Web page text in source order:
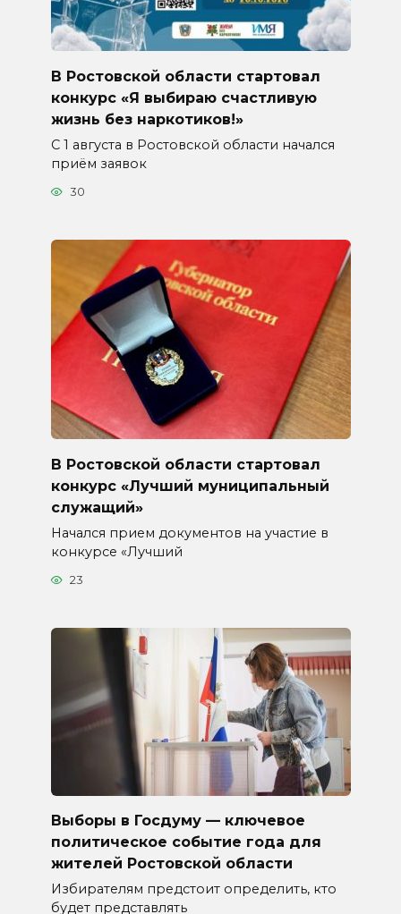
В Ростовской области стартовал
конкурс «Я выбираю счастливую
жизнь без наркотиков!»
С 1 августа в Ростовской области начался
приём заявок
30
В Ростовской области стартовал
конкурс «Лучший муниципальный
служащий»
Начался прием документов на участие в
конкурсе «Лучший
23
Выборы в Госдуму — ключевое
политическое событие года для
жителей Ростовской области
Избирателям предстоит определить, кто
будет представлять